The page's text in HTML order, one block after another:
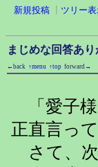
新規投稿 ツリー
まじめな回答あ
←back ↑menu ↑top forward→
「愛子様
正直言っ
さて、次